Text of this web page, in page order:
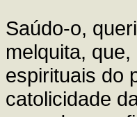
Saúdo-o,
melquita,
espirituais do
catolicidade